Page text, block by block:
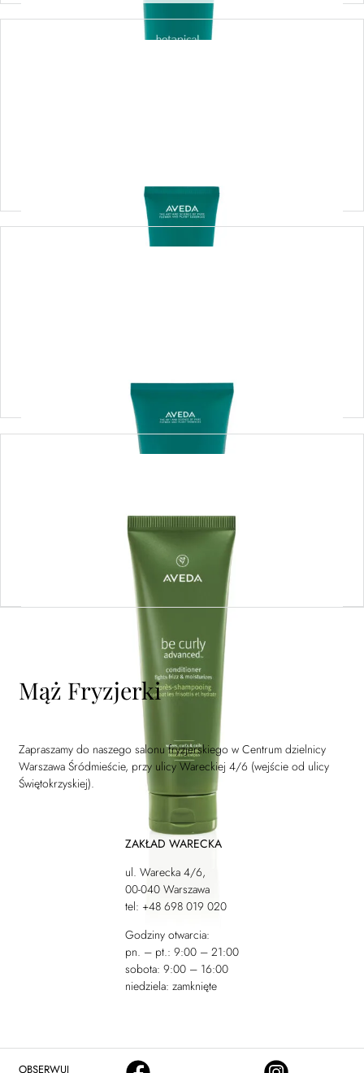
Dowiedz się więcej
Mąż Fryzjerki
Zapraszamy do naszego salonu fryzjerskiego w Centrum dzielnicy
Warszawa Śródmieście, przy ulicy Wareckiej 4/6 (wejście od ulicy
Świętokrzyskiej).
ZAKŁAD WARECKA
ul. Warecka 4/6,
00-040 Warszawa
tel: +48 698 019 020
Godziny otwarcia:
pn. – pt.: 9:00 – 21:00
sobota: 9:00 – 16:00
niedziela: zamknięte
OBSERWUJ